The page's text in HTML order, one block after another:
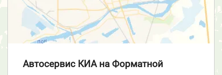
Автосервис КИА на Форматной